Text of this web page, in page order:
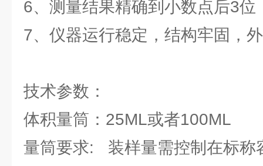
6、测量结果精确到小数点后3位
7、仪器运行稳定，结构牢固，
技术参数：
体积量筒：25ML或者100ML
量筒要求: 装样量需控制在标称